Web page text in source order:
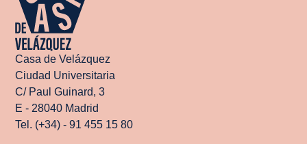
Casa de Velázquez
Ciudad Universitaria
C/ Paul Guinard, 3
E - 28040 Madrid
Tel. (+34) - 91 455 15 80